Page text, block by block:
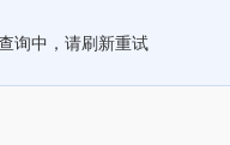
询中，请刷新重试